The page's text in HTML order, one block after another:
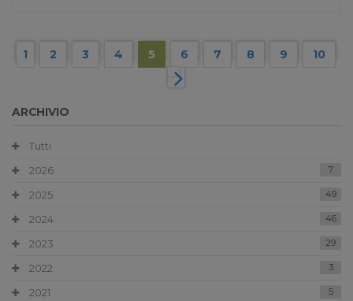
1 2 3 4 5 6 7 8 9 10
ARCHIVIO
Tutti
2026
7
2025 49
2024 46
2023 29
2022 3
2021 5